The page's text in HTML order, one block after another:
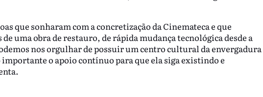
que sonharam com a concretização da Cinemateca e que
uma obra de restauro, de rápida mudança tecnológica desde a
nos orgulhar de possuir um centro cultural da envergadura
o apoio contínuo para que ela siga existindo e